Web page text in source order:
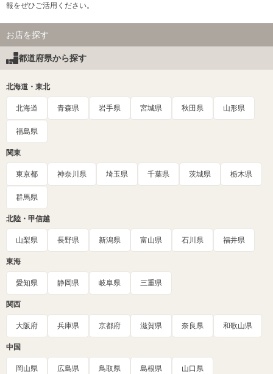
報をぜひご活用ください。
お店を探す
都道府県から探す
北海道・東北
北海道 青森県 岩手県 宮城県 秋田県 山形県
福島県
関東
東京都 神奈川県 埼玉県 千葉県 茨城県 栃木県
群馬県
北陸・甲信越
山梨県 長野県 新潟県 富山県 石川県 福井県
東海
愛知県 静岡県 岐阜県 三重県
関西
大阪府 兵庫県 京都府 滋賀県 奈良県 和歌山県
中国
岡山県 広島県 鳥取県 島根県 山口県